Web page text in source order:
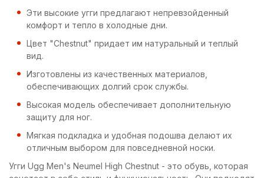
Эти высокие угги предлагают непревзойденный
комфорт и тепло в холодные дни.
Цвет "Chestnut" придает им натуральный и теплый
вид.
Изготовлены из качественных материалов,
обеспечивающих долгий срок службы.
Высокая модель обеспечивает дополнительную
защиту для ног.
Мягкая подкладка и удобная подошва делают их
отличным выбором для повседневной носки.
Угги Ugg Men's Neumel High Chestnut - это обувь, которая